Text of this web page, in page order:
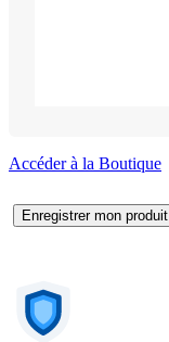
Accéder à la Boutique
Enregistrer mon produit